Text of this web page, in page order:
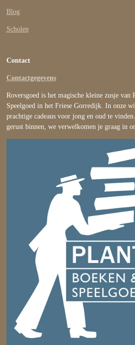
Blog
Scholen
Contact
Contactgegevens
Roversgoed is het magische kleine zusje van
Speelgoed in het Friese Gorredijk. In onze
prachtige cadeaus voor jong en oud te
gerust binnen, we verwelkomen je graag in